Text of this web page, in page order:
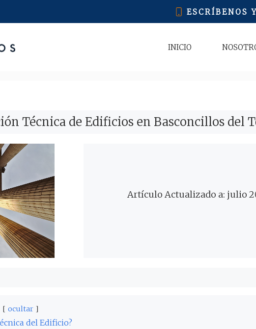
ESCRÍBENOS
INICIO
Técnica de Edificios en Basconcillos del
Artículo Actualizado a: julio
ocultar
del Edificio?